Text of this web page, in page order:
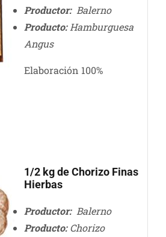
Productor: Balerno
Producto:Hamburguesa
Angus
Elaboración 100%
1/2 kg de Chorizo Finas
Hierbas
Productor: Balerno
Producto:Chorizo